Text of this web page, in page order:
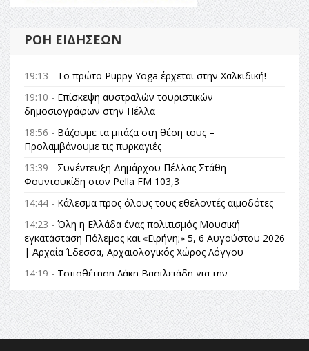
ΡΟΉ ΕΙΔΉΣΕΩΝ
19:13 - Το πρώτο Puppy Yoga έρχεται στην Χαλκιδική!
19:10 - Επίσκεψη αυστραλών τουριστικών
δημοσιογράφων στην Πέλλα
18:56 - Βάζουμε τα μπάζα στη θέση τους –
Προλαμβάνουμε τις πυρκαγιές
13:39 - Συνέντευξη Δημάρχου Πέλλας Στάθη
Φουντουκίδη στον Pella FM 103,3
14:44 - Κάλεσμα προς όλους τους εθελοντές αιμοδότες
14:23 - Όλη η Ελλάδα ένας πολιτισμός Μουσική
εγκατάσταση Πόλεμος και «Ειρήνη;» 5, 6 Αυγούστου 2026
| Αρχαία Έδεσσα, Αρχαιολογικός Χώρος Λόγγου
14:19 - Τοποθέτηση Λάκη Βασιλειάδη για την
Αναθεώρηση του Συντάγματος: «Σε τέτοιες κορυφαίες
θεσμικές διαδικασίες υπάρχει μόνο η ευθύνη απέναντι
στις επόμενες γενιές»
16:35 -Το πρόγραμμα του ΠΑΟΚ στον δεύτερο γύρο του